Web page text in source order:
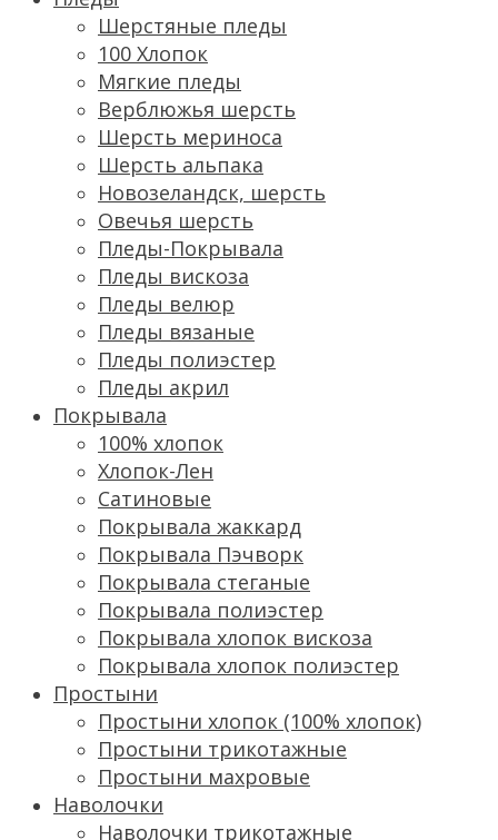
Шерстяные пледы
100 Хлопок
Мягкие пледы
Верблюжья шерсть
Шерсть мериноса
Шерсть альпака
Новозеландск, шерсть
Овечья шерсть
Пледы-Покрывала
Пледы вискоза
Пледы велюр
Пледы вязаные
Пледы полиэстер
Пледы акрил
Покрывала
100% хлопок
Хлопок-Лен
Сатиновые
Покрывала жаккард
Покрывала Пэчворк
Покрывала стеганые
Покрывала полиэстер
Покрывала хлопок вискоза
Покрывала хлопок полиэстер
Простыни
Простыни хлопок (100% хлопок)
Простыни трикотажные
Простыни махровые
Наволочки
Наволочки трикотажные